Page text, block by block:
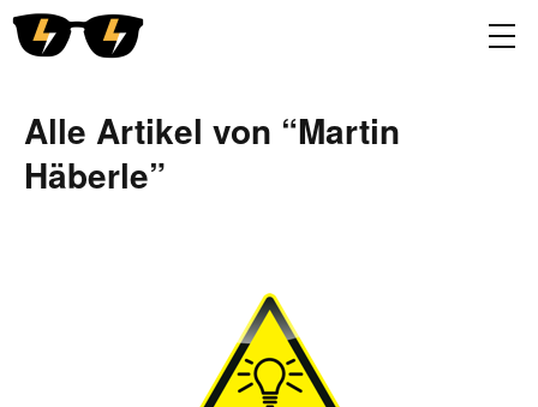
Alle Artikel von “Martin
Häberle”